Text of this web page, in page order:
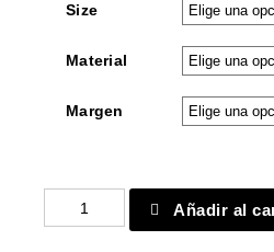
Size
Material
Margen
Sanitja
9780
Añadir al